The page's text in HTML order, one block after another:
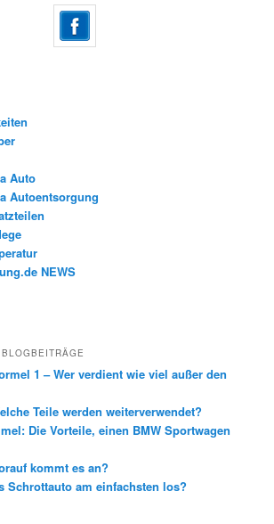
Auto
Autoentsorgung
NEWS
1 – Wer verdient wie viel außer den
Teile werden weiterverwendet?
Die Vorteile, einen BMW Sportwagen
kommt es an?
Schrottauto am einfachsten los?